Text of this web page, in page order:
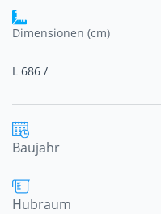
Dimensionen (cm)
L 686 /
Baujahr
Hubraum